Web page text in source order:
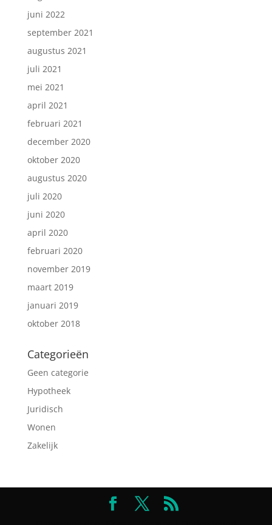
juni 2022
september 2021
augustus 2021
juli 2021
mei 2021
april 2021
februari 2021
december 2020
oktober 2020
augustus 2020
juli 2020
juni 2020
april 2020
februari 2020
november 2019
maart 2019
januari 2019
oktober 2018
Categorieën
Geen categorie
Hypotheek
Juridisch
Wonen
Zakelijk